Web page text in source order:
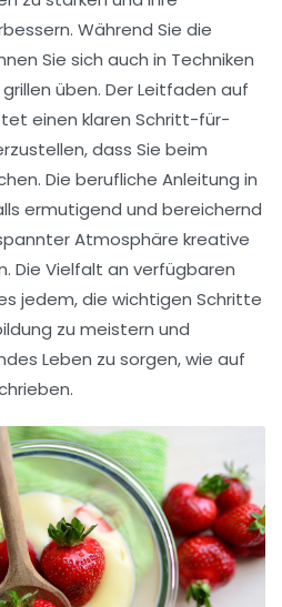
Während Sie die
Sie sich auch in Techniken
üben. Der Leitfaden auf
einen klaren Schritt-für-
dass Sie beim
Die berufliche Anleitung in
ermutigend und bereichernd
Atmosphäre kreative
Die Vielfalt an verfügbaren
jedem, die wichtigen Schritte
zu meistern und
Leben zu sorgen, wie auf